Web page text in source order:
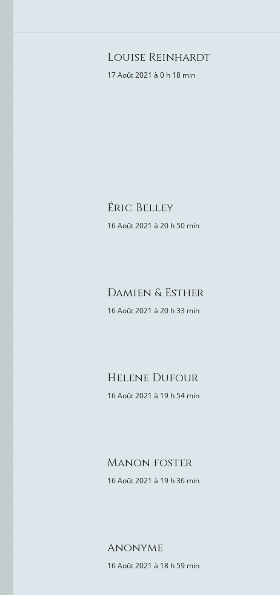
Louise Reinhardt
17 Août 2021 à 0 h 18 min
Éric Belley
16 Août 2021 à 20 h 50 min
Damien & Esther
16 Août 2021 à 20 h 33 min
Helene Dufour
16 Août 2021 à 19 h 54 min
Manon foster
16 Août 2021 à 19 h 36 min
Anonyme
16 Août 2021 à 18 h 59 min